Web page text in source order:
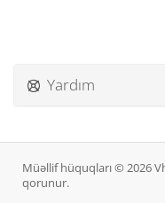
Yardım
Müəllif hüquqları © 2026
qorunur.